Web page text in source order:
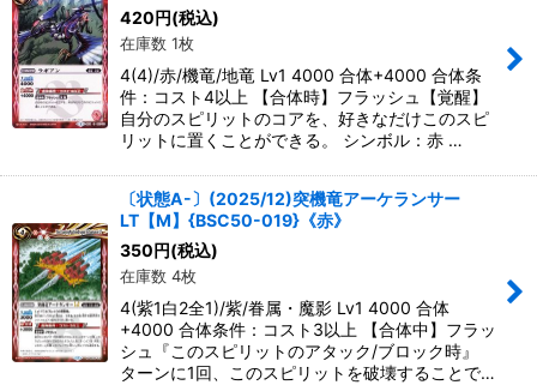
420 円(税込)
在庫数 1枚
4(4)/赤/機竜/地竜 Lv1 4000 合体+4000 合体条
件：コスト4以上 【合体時】フラッシュ【覚醒】
自分のスピリットのコアを、好きなだけこのスピ
リットに置くことができる。 シンボル：赤 …
〔状態A-〕(2025/12)突機竜アーケランサー
LT【M】{BSC50-019}《赤》
350 円(税込)
在庫数 4枚
4(紫1白2全1)/紫/眷属・魔影 Lv1 4000 合体
+4000 合体条件：コスト3以上 【合体中】フラッ
シュ『このスピリットのアタック/ブロック時』
ターンに1回、このスピリットを破壊することで…